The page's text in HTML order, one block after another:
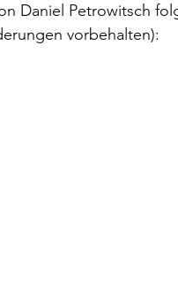
Daniel Petrowitsch
vorbehalten):